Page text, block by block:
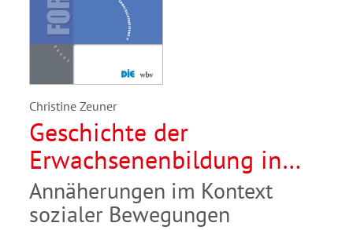
Christine Zeuner
Geschichte der
Erwachsenenbildung in
Deutschland
Annäherungen im Kontext
sozialer Bewegungen